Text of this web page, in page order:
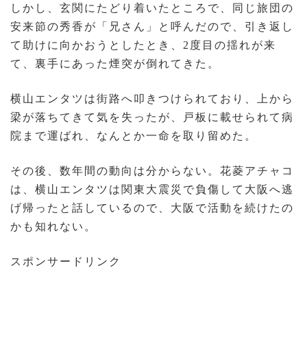
しかし、玄関にたどり着いたところで、同じ旅団の
安来節の秀香が「兄さん」と呼んだので、引き返し
て助けに向かおうとしたとき、2度目の揺れが来
て、裏手にあった煙突が倒れてきた。
横山エンタツは街路へ叩きつけられており、上から
梁が落ちてきて気を失ったが、戸板に載せられて病
院まで運ばれ、なんとか一命を取り留めた。
その後、数年間の動向は分からない。花菱アチャコ
は、横山エンタツは関東大震災で負傷して大阪へ逃
げ帰ったと話しているので、大阪で活動を続けたの
かも知れない。
スポンサードリンク